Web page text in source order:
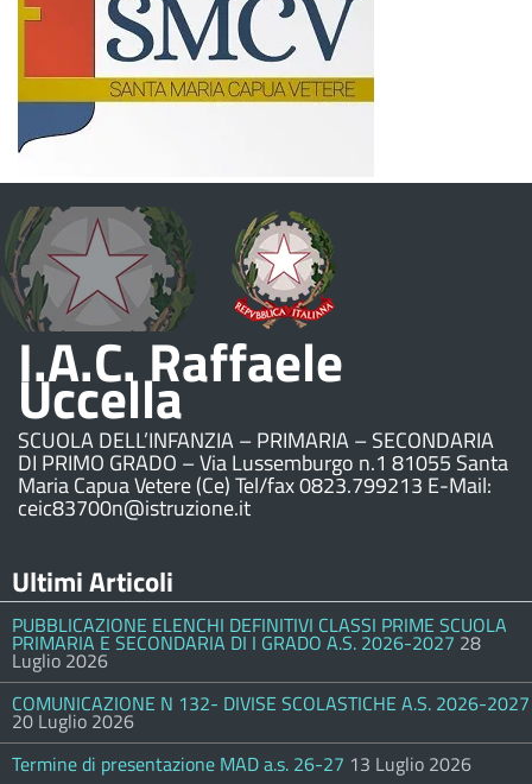
I.A.C. Raffaele
Uccella
SCUOLA DELL’INFANZIA – PRIMARIA – SECONDARIA
DI PRIMO GRADO – Via Lussemburgo n.1 81055 Santa
Maria Capua Vetere (Ce) Tel/fax 0823.799213 E-Mail:
ceic83700n@istruzione.it
Ultimi Articoli
PUBBLICAZIONE ELENCHI DEFINITIVI CLASSI PRIME SCUOLA
PRIMARIA E SECONDARIA DI I GRADO A.S. 2026-2027 28
Luglio 2026
COMUNICAZIONE N 132- DIVISE SCOLASTICHE A.S. 2026-2027
20 Luglio 2026
Termine di presentazione MAD a.s. 26-27 13 Luglio 2026